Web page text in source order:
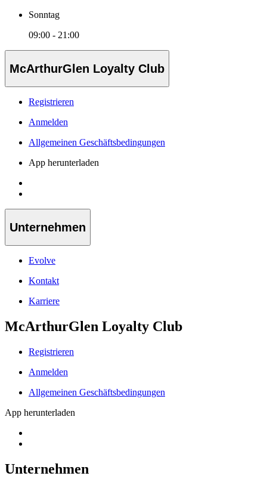
Sonntag
09:00 - 21:00
McArthurGlen Loyalty Club
Registrieren
Anmelden
Allgemeinen Geschäftsbedingungen
App herunterladen
Unternehmen
Evolve
Kontakt
Karriere
McArthurGlen Loyalty Club
Registrieren
Anmelden
Allgemeinen Geschäftsbedingungen
App herunterladen
Unternehmen